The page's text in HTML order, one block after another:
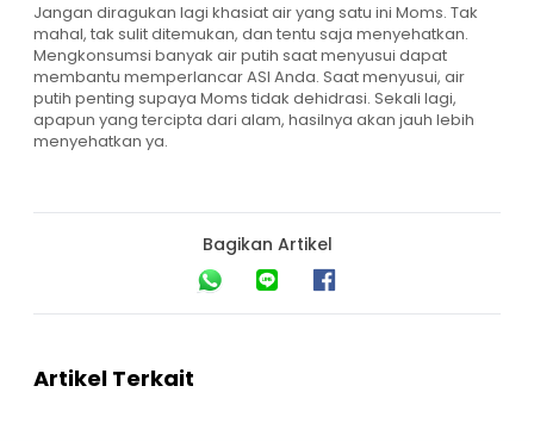
Jangan diragukan lagi khasiat air yang satu ini Moms. Tak
mahal, tak sulit ditemukan, dan tentu saja menyehatkan.
Mengkonsumsi banyak air putih saat menyusui dapat
membantu memperlancar ASI Anda. Saat menyusui, air
putih penting supaya Moms tidak dehidrasi. Sekali lagi,
apapun yang tercipta dari alam, hasilnya akan jauh lebih
menyehatkan ya.
Bagikan Artikel
Artikel Terkait